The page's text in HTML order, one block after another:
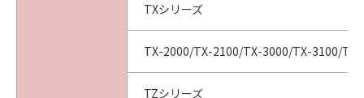
は(3)により終了されるまで有効に存続します。
(2) お客様は、「本ソフトウエア」及びその複
製物のすべてを廃棄及び消去することにより、
本契約を終了させることができます。
TXシリーズ
TX-2000/TX-2100/TX-3000/TX-3100/
TZシリーズ